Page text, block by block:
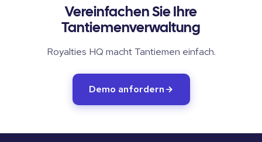
Vereinfachen Sie Ihre
Tantiemenverwaltung
Royalties HQ macht Tantiemen einfach.
Demo anfordern